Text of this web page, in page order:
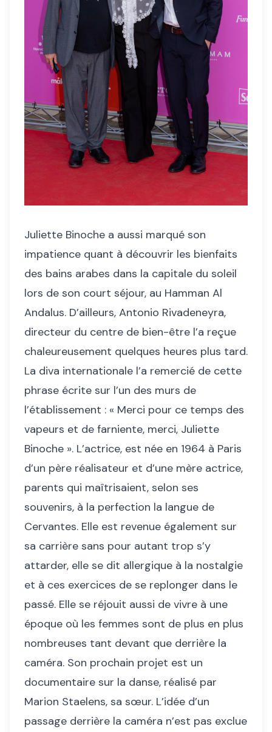
Juliette Binoche a aussi marqué son
impatience quant à découvrir les bienfaits
des bains arabes dans la capitale du soleil
lors de son court séjour, au Hamman Al
Andalus. D’ailleurs, Antonio Rivadeneyra,
directeur du centre de bien-être l’a reçue
chaleureusement quelques heures plus tard.
La diva internationale l’a remercié de cette
phrase écrite sur l’un des murs de
l’établissement : « Merci pour ce temps des
vapeurs et de farniente, merci, Juliette
Binoche ». L’actrice, est née en 1964 à Paris
d’un père réalisateur et d’une mère actrice,
parents qui maîtrisaient, selon ses
souvenirs, à la perfection la langue de
Cervantes. Elle est revenue également sur
sa carrière sans pour autant trop s’y
attarder, elle se dit allergique à la nostalgie
et à ces exercices de se replonger dans le
passé. Elle se réjouit aussi de vivre à une
époque où les femmes sont de plus en plus
nombreuses tant devant que derrière la
caméra. Son prochain projet est un
documentaire sur la danse, réalisé par
Marion Staelens, sa sœur. L’idée d’un
passage derrière la caméra n’est pas exclue